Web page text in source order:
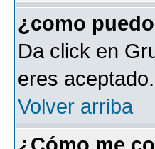
¿como
Da click en
eres
Volver arriba